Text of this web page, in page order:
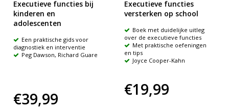
Executieve functies bij
kinderen en
adolescenten
Een praktische gids voor
diagnostiek en interventie
Peg Dawson, Richard Guare
€39,99
Executieve functies
versterken op school
Boek met duidelijke uitleg
over de executieve functies
Met praktische oefeningen
en tips
Joyce Cooper-Kahn
€19,99